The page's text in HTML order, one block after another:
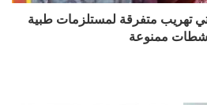
تهريب متفرقة لمستلزمات طبية
ممنوعة